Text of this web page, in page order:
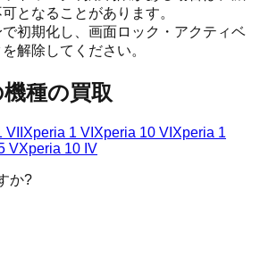
となることがあります。
初期化し、画面ロック・アクティベ
解除してください。
種の買取
Xperia 1 VI Xperia 10 VI Xperia 1
VXperia 10 IV
か?